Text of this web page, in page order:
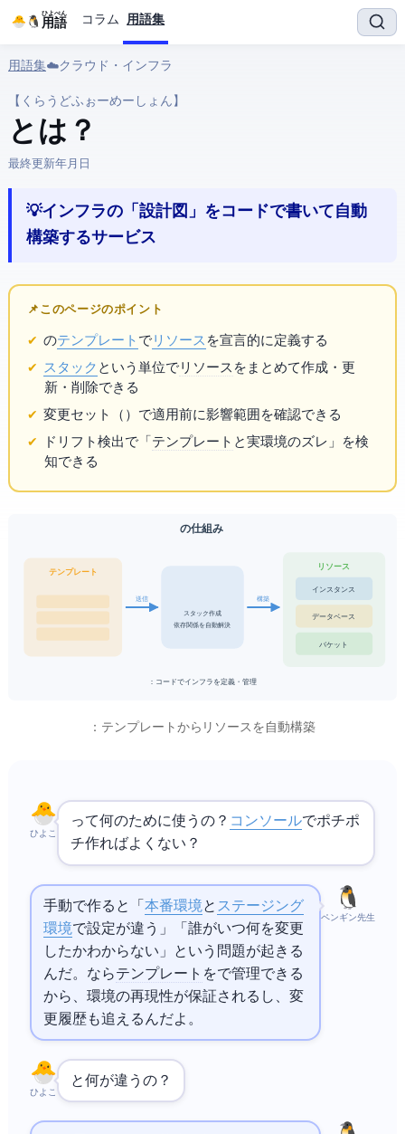
IT用語
ひよぺん コラム 用語集
用語集› ☁️ クラウド・インフラ › CloudFormation
【くらうどふぉーめーしょん】
CloudFormation とは？
最終更新:2026年3月25日
💡 AWSインフラの「設計図」をコードで書いて自動
構築するサービス
📌 このページのポイント
のテンプレート でリソース を宣言的に定義する
スタック という単位でリソース をまとめて作成・更
新・削除できる
変更セット（Change Set）で適用前に影響範囲を確認できる
ドリフト検出で「 テンプレート と実環境のズレ」を検
知できる
AWS CloudFormationの仕組み
テンプレート
送信
スタック作成
依存関係を自動解決
構築
AWSリソース
EC2インスタンス
RDSデータベース
S3バケット
Infrastructure as Code：コードでインフラを定義・管理
CloudFormation：テンプレートからAWSリソースを自動構築
ひよこ
CloudFormationって何のために使うの？ コンソールでポチポ
チ作ればよくない？
ペンギン先生
手動で作ると「 本番環境と ステージング
環境で設定が違う」「誰がいつ何を変更
したかわからない」という問題が起きる
んだ。CloudFormationならテンプレート をで管理できる
から、環境の再現性が保証されるし、変
更履歴も追えるんだよ。
ひよこ
と何が違うの？